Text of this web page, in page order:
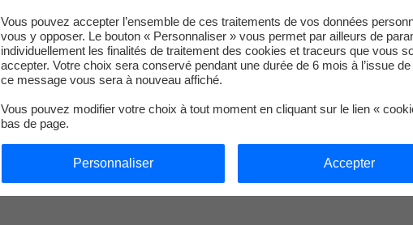
Sidarth Radjou
Co-fondateur, CTO
Vous pouvez accepter l’ensemble de ces traitements de vos données
vous y opposer. Le bouton « Personnaliser » vous permet par ailleurs de
individuellement les finalités de traitement des cookies et traceurs que vous
accepter. Votre choix sera conservé pendant une durée de 6 mois à l’issue de
ce message vous sera à nouveau affiché.
Vous pouvez modifier votre choix à tout moment en cliquant sur le lien «
bas de page.
Personnaliser Accepter